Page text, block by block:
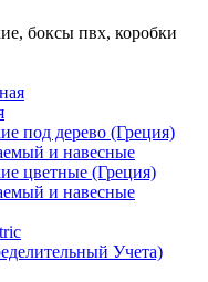
боксы пвх, коробки
под дерево (Греция)
и навесные
цветные (Греция)
и навесные
Учета)